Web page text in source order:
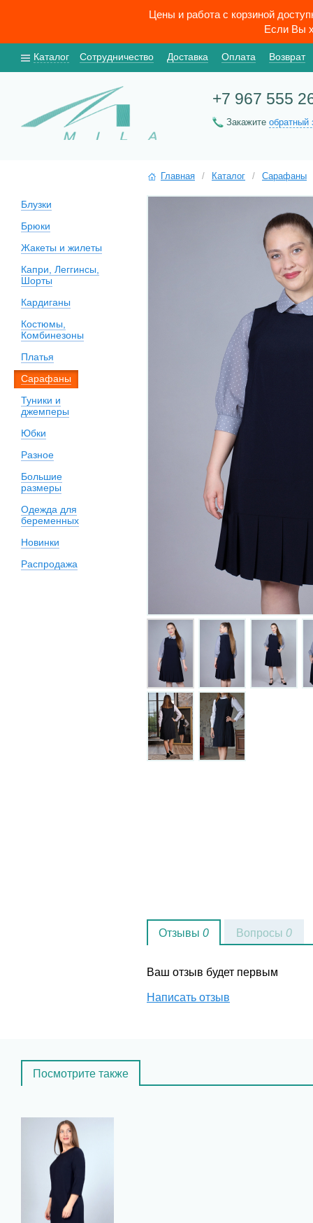
Цены и работа с корзиной
Если Вы
Каталог Сотрудничество Доставка Оплата Возврат
+7 967 555
Закажите обратный
Блузки
Брюки
Жакеты и жилеты
Капри, Леггинсы,
Шорты
Кардиганы
Костюмы,
Комбинезоны
Платья
Сарафаны
Туники и
джемперы
Юбки
Разное
Большие
размеры
Одежда для
беременных
Новинки
Распродажа
Главная / Каталог / Сарафаны
Отзывы 0
Ваш отзыв будет первым
Написать отзыв
Вопросы 0
Посмотрите также